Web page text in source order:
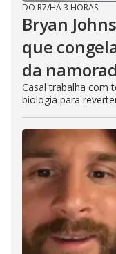
DO R7/HÁ 3 HORAS
Bryan
que
da
Casal trabalha com
biologia para